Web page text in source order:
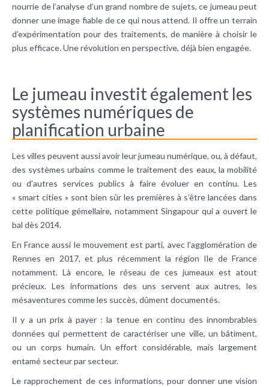
nourrie de l’analyse d’un grand nombre de sujets, ce jumeau peut
donner une image fiable de ce qui nous attend. Il offre un terrain
d’expérimentation pour des traitements, de manière à choisir le
plus efficace. Une révolution en perspective, déjà bien engagée.
Le jumeau investit également les
systèmes numériques de
planification urbaine
Les villes peuvent aussi avoir leur jumeau numérique, ou, à défaut,
des systèmes urbains comme le traitement des eaux, la mobilité
ou d’autres services publics à faire évoluer en continu. Les
« smart cities » sont bien sûr les premières à s’être lancées dans
cette politique gémellaire, notamment Singapour qui a ouvert le
bal dès 2014.
En France aussi le mouvement est parti, avec l’agglomération de
Rennes en 2017, et plus récemment la région Ile de France
notamment. Là encore, le réseau de ces jumeaux est atout
précieux. Les informations des uns servent aux autres, les
mésaventures comme les succès, dûment documentés.
Il y a un prix à payer : la tenue en continu des innombrables
données qui permettent de caractériser une ville, un bâtiment,
ou un corps humain. Un effort considérable, mais largement
entamé secteur par secteur.
Le rapprochement de ces informations, pour donner une vision